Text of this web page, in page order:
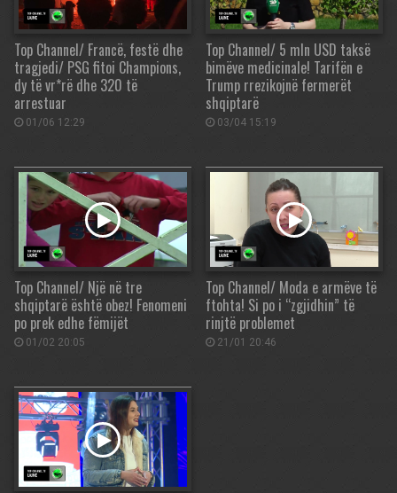
Top Channel/ Francë, festë dhe
tragjedi/ PSG fitoi Champions,
dy të vr*rë dhe 320 të
arrestuar
01/06 12:29
Top Channel/ 5 mln USD taksë
bimëve medicinale! Tarifën e
Trump rrezikojnë fermerët
shqiptarë
03/04 15:19
Top Channel/ Një në tre
shqiptarë është obez! Fenomeni
po prek edhe fëmijët
01/02 20:05
Top Channel/ Moda e armëve të
ftohta! Si po i “zgjidhin” të
rinjtë problemet
21/01 20:46